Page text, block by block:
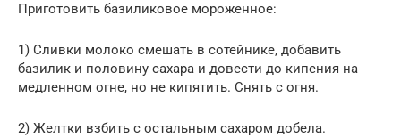
Приготовить базиликовое мороженное:
1) Сливки молоко смешать в сотейнике, добавить
базилик и половину сахара и довести до кипения на
медленном огне, но не кипятить. Снять с огня.
2) Желтки взбить с остальным сахаром добела.